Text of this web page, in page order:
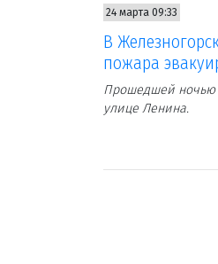
24 марта 09:33
В
пожара
Прошедшей ночью
улице Ленина.